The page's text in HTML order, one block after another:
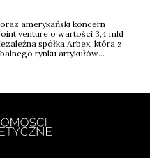
amerykański koncern
venture o wartości 3,4 mld
spółka Arbex, która z
rynku artykułów